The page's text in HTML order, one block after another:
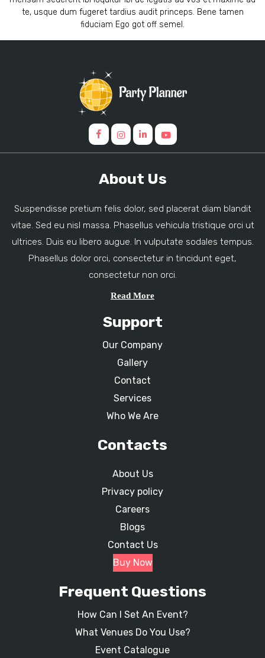
te, usque dum fugeret tardius audit princeps. Bene tamen
fiduciam Ego got off semel.
About Us
Suspendisse pretium felis dolor, sed placerat diam blandit
vitae. Sed eu nisl massa. Phasellus vehicula tristique orci ut
ultrices. Duis eu libero augue. In vulputate sodales tempus.
Phasellus dolor orci, consectetur in tincidunt eget,
consectetur non orci.
Read More
Support
Our Company
Gallery
Contact
Services
Who We Are
Contacts
About Us
Privacy policy
Careers
Blogs
Contact Us
Buy Now
Frequent Questions
How Can I Set An Event?
What Venues Do You Use?
Event Catalogue